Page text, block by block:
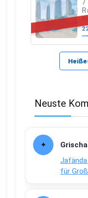
Neuste
Grischa
Jafända
für